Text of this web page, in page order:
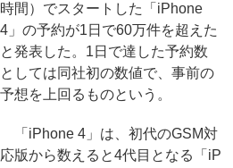
時間）でスタートした「iPhone
4」の予約が1日で60万件を超えた
と発表した。1日で達した予約数
としては同社初の数値で、事前の
予想を上回るものという。
「iPhone 4」は、初代のGSM対
応版から数えると4代目となる「iP